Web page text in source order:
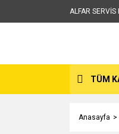
ALFAR
TÜM
Anasayfa